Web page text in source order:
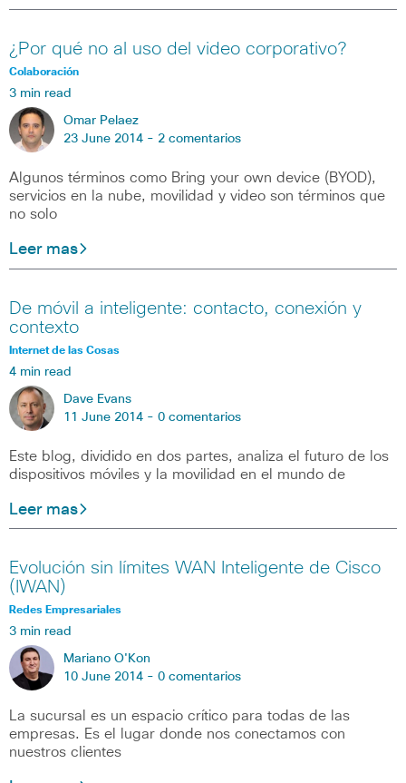
¿Por qué no al uso del video corporativo?
Colaboración
3 min read
Omar Pelaez
23 June 2014 - 2 comentarios
Algunos términos como Bring your own device (BYOD),
servicios en la nube, movilidad y video son términos que
no solo
Leer mas
De móvil a inteligente: contacto, conexión y
contexto
Internet de las Cosas
4 min read
Dave Evans
11 June 2014 - 0 comentarios
Este blog, dividido en dos partes, analiza el futuro de los
dispositivos móviles y la movilidad en el mundo de
Leer mas
Evolución sin límites WAN Inteligente de Cisco
(IWAN)
Redes Empresariales
3 min read
Mariano O'Kon
10 June 2014 - 0 comentarios
La sucursal es un espacio crítico para todas de las
empresas. Es el lugar donde nos conectamos con
nuestros clientes